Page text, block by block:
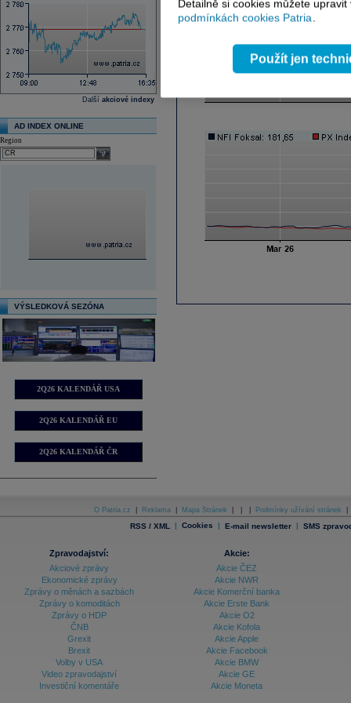
Další akciové indexy
AD INDEX ONLINE
Region
select
VÝSLEDKOVÁ SEZÓNA
2Q26 KALENDÁŘ USA
2Q26 KALENDÁŘ EU
2Q26 KALENDÁŘ ČR
O Patria.cz Reklama Mapa Stránek Podmínky užívání stránek
RSS / XML | Cookies | E-mail newsletter | SMS
Zpravodajství:
Akciové zprávy
Ekonomické zprávy
Zprávy o měnách a sazbách
Zprávy o komoditách
Zprávy o HDP
ČNB
Grexit
Brexit
Volby v USA
Video zpravodajství
Investiční komentáře
Akcie:
Akcie ČEZ
Akcie NWR
Akcie Komerční banka
Akcie Erste Bank
Akcie O2
Akcie Kofola
Akcie Apple
Akcie Facebook
Akcie BMW
Akcie GE
Akcie Moneta
Detailně si cookies můžete
podmínkách cookies Patria.
Použít jen